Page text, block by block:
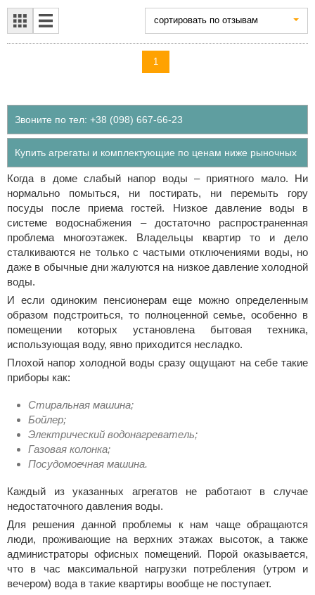
cортировать по отзывам
1
Звоните по тел: +38 (098) 667-66-23
Купить агрегаты и комплектующие по ценам ниже рыночных
Когда в доме слабый напор воды – приятного мало. Ни
нормально помыться, ни постирать, ни перемыть гору
посуды после приема гостей. Низкое давление воды в
системе водоснабжения – достаточно распространенная
проблема многоэтажек. Владельцы квартир то и дело
сталкиваются не только с частыми отключениями воды, но
даже в обычные дни жалуются на низкое давление холодной
воды.
И если одиноким пенсионерам еще можно определенным
образом подстроиться, то полноценной семье, особенно в
помещении которых установлена бытовая техника,
использующая воду, явно приходится несладко.
Плохой напор холодной воды сразу ощущают на себе такие
приборы как:
Стиральная машина;
Бойлер;
Электрический водонагреватель;
Газовая колонка;
Посудомоечная машина.
Каждый из указанных агрегатов не работают в случае
недостаточного давления воды.
Для решения данной проблемы к нам чаще обращаются
люди, проживающие на верхних этажах высоток, а также
администраторы офисных помещений. Порой оказывается,
что в час максимальной нагрузки потребления (утром и
вечером) вода в такие квартиры вообще не поступает.